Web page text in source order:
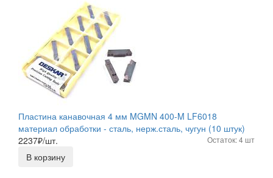
Пластина канавочная 4 мм MGMN 400-M LF6018
материал обработки - сталь, нерж.сталь, чугун (10 штук)
2237₽/шт. Остаток: 4 шт
В корзину